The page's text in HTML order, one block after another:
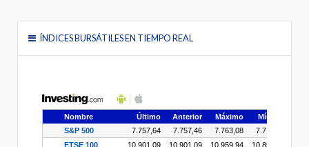
ÍNDICES BURSÁTILES EN TIEMPO REAL